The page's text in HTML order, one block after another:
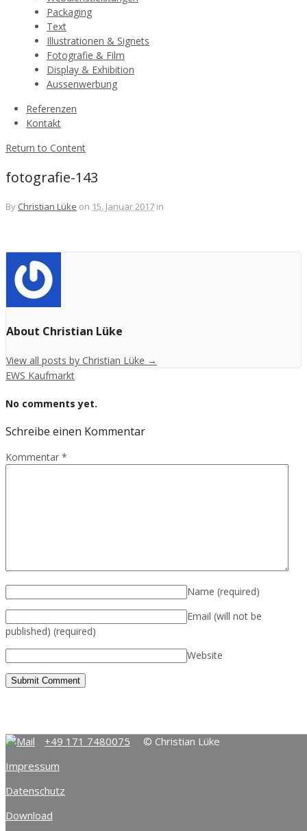
Packaging
Text
Illustrationen & Signets
Fotografie & Film
Display & Exhibition
Aussenwerbung
Referenzen
Kontakt
Return to Content
fotografie-143
By Christian Lüke on 15. Januar 2017 in
About Christian Lüke
View all posts by Christian Lüke →
EWS Kaufmarkt
No comments yet.
Schreibe einen Kommentar
Kommentar *
Name (required)
Email (will not be
published) (required)
Website
+49 171 7480075
© Christian Lüke
Impressum
Datenschutz
Download